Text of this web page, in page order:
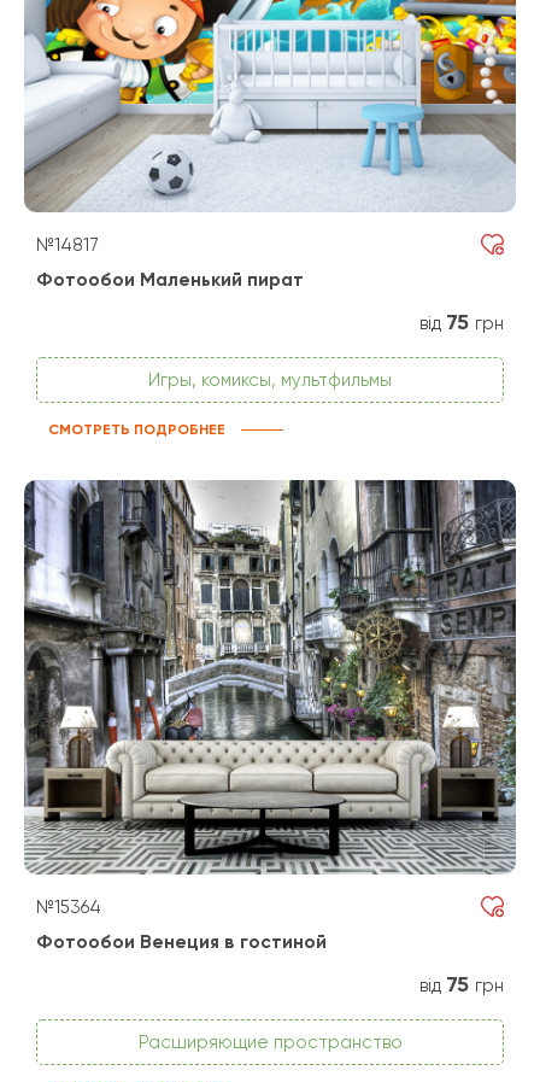
№14817
Фотообои Маленький пират
від 75 грн
Игры, комиксы, мультфильмы
СМОТРЕТЬ ПОДРОБНЕЕ
№15364
Фотообои Венеция в гостиной
від 75 грн
Расширяющие пространство